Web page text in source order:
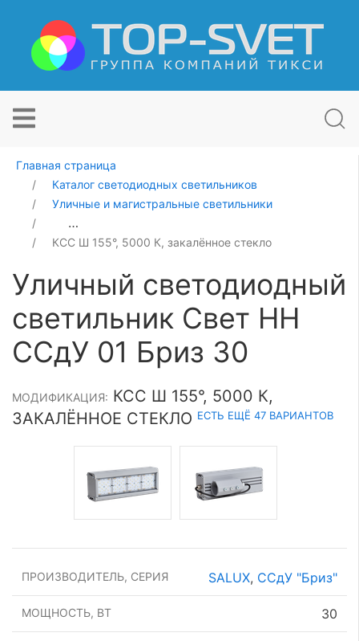
Главная страница
Каталог светодиодных светильников
Уличные и магистральные светильники
Уличный светодиодный светильник Свет НН ССдУ 01
КСС Ш 155°, 5000 К, закалённое стекло
Уличный светодиодный
светильник Свет НН
ССдУ 01 Бриз 30
МОДИФИКАЦИЯ: КСС Ш 155°, 5000 К,
ЗАКАЛЁННОЕ СТЕКЛО ЕСТЬ ЕЩЁ 47 ВАРИАНТОВ
ПРОИЗВОДИТЕЛЬ, СЕРИЯ SALUX, ССдУ "Бриз"
МОЩНОСТЬ, ВТ 30